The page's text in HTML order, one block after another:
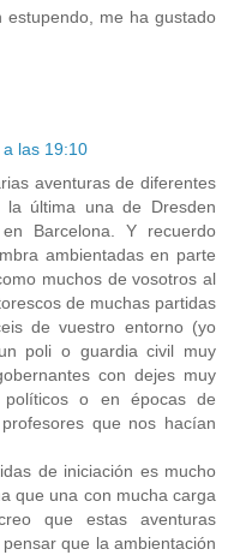
me ha gustado
las 19:10
aventuras de diferentes
la última una de Dresden
Barcelona. Y recuerdo
ambientadas en parte
muchos de vosotros al
de muchas partidas
de vuestro entorno (yo
poli o guardia civil muy
con dejes muy
o en épocas de
que nos hacían
de iniciación es mucho
que una con mucha carga
que estas aventuras
que la ambientación